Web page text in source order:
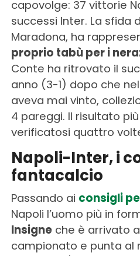
capovolge: 37 vittorie
successi Inter. La sfida
Maradona, ha
proprio tabù per i
Conte ha ritrovato il
anno (3-1) dopo che
aveva mai vinto,
4 pareggi. Il risultato
verificatosi quattro
Napoli-Inter, i
fantacalcio
Passando ai consigli
Napoli l’uomo più in
Insigneche è arrivato
campionato e punta al